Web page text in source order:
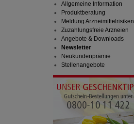
Allgemeine Information
Produktberatung
Meldung Arzneimittelrisiken
Zuzahlungsfreie Arzneien
Angebote & Downloads
Newsletter
Neukundenprämie
Stellenangebote